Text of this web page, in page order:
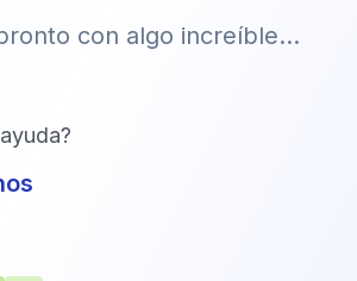
con algo increíble...